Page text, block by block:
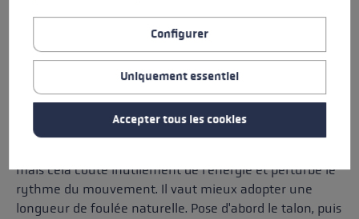
mouvement doit rester dynamique, mais détendu.
LA BONNE LONGUEUR DE FOLLE
Une erreur courante lors de la
mais cela coûte inutilement de l'énergie et perturbe le
rythme du mouvement. Il vaut mieux adopter une
longueur de foulée naturelle. Pose d'abord le talon, puis
Configurer
Uniquement essentiel
Accepter tous les cookies